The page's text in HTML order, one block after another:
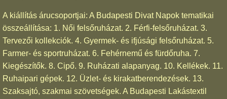
A kiállítás árucsoportjai: A Budapesti Divat Napok tematikai
összeállítása: 1. Női felsőruházat. 2. Férfi-felsőruházat. 3.
Tervezői kollekciók. 4. Gyermek- és ifjúsági felsőruházat. 5.
Farmer- és sportruházat. 6. Fehérnemű és fürdőruha. 7.
Kiegészítők. 8. Cipő. 9. Ruházati alapanyag. 10. Kellékek. 11.
Ruhaipari gépek. 12. Üzlet- és kirakatberendezések. 13.
Szaksajtó, szakmai szövetségek. A Budapesti Lakástextil